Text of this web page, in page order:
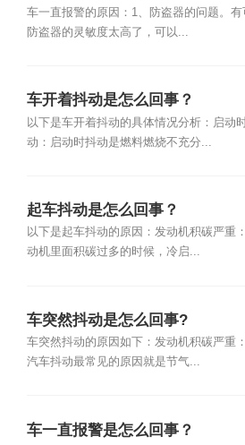
车一直报警的原因：1、防盗器的问题。有
防盗器的灵敏度太高了，可以...
车开着抖动是怎么回事？
以下是车开着抖动的具体情况分析：启动
动：启动时抖动是燃料燃烧不充分...
起车抖动是怎么回事？
以下是起车抖动的原因：发动机积碳严重
动机里面积碳过多的时候，冷启...
车突然抖动是怎么回事?
车突然抖动的原因如下：发动机积碳严重
汽车抖动最常见的原因就是节气...
车一直报警是怎么回事？